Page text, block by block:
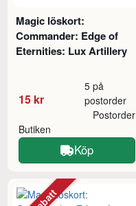
Magic löskort:
Commander: Edge of
Eternities: Lux Artillery
15 kr
5 på
postorder
Butiken
Postorder
Köp